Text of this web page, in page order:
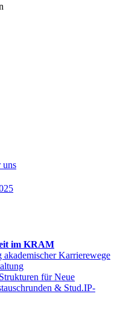
im KRAM
Karrierewege
für Neue
& Stud.IP-